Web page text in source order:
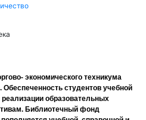
экономического техникума
студентов учебной
образовательных
Библиотечный фонд